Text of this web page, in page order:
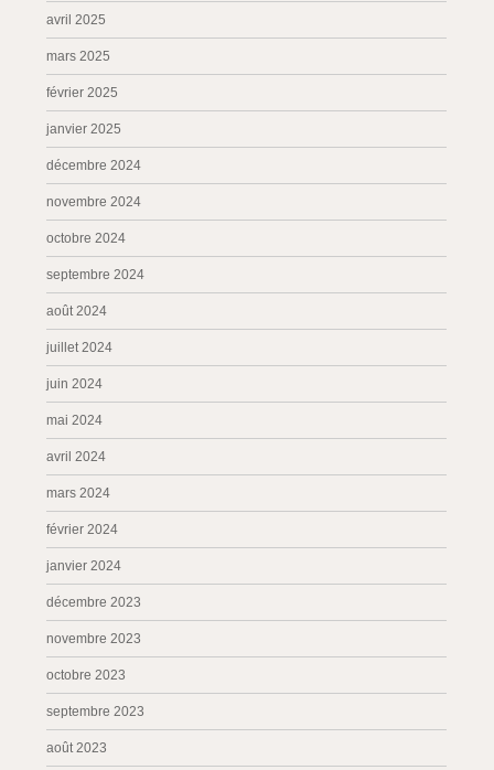
avril 2025
mars 2025
février 2025
janvier 2025
décembre 2024
novembre 2024
octobre 2024
septembre 2024
août 2024
juillet 2024
juin 2024
mai 2024
avril 2024
mars 2024
février 2024
janvier 2024
décembre 2023
novembre 2023
octobre 2023
septembre 2023
août 2023